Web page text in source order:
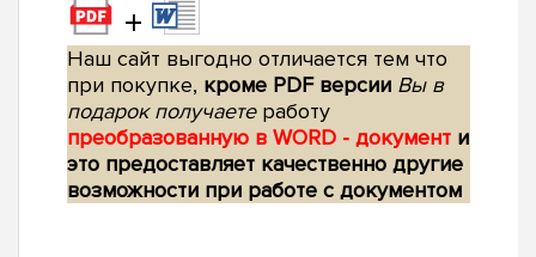
+
Наш сайт выгодно отличается тем что
при покупке, кроме PDF версии Вы в
подарок получаетеработу
преобразованную в WORD - документ и
это предоставляет качественно другие
возможности при работе с документом